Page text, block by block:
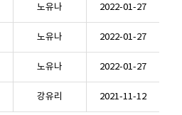
노유나 2022-01-27
노유나 2022-01-27
노유나 2022-01-27
강유리 2021-11-12